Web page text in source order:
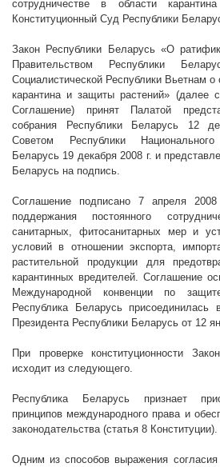
сотрудничестве в области
Конституционный Суд Республики
Закон Республики Беларусь «О
Правительством Республики
Социалистической Республики Вьетнам о
карантина и защиты растений» (далее
Соглашение) принят Палатой
собрания Республики Беларусь 12
Советом Республики
Беларусь 19 декабря2008 г. и
Беларусь на подпись.
Соглашение подписано 7 апреля
поддержания постоянного
санитарных, фитосанитарных мер и
условий в отношении экспорта,
растительной продукции для
карантинных вредителей. Соглашение
Международной конвенции по
Республика Беларусь присоединилась
Президента Республики Беларусь от 12
При проверке конституционности
исходит из следующего.
Республика Беларусь признает
принципов международного права и
законодательства (статья 8 Конституции).
Одним из способов выражения